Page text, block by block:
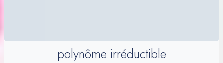
polynôme irréductible